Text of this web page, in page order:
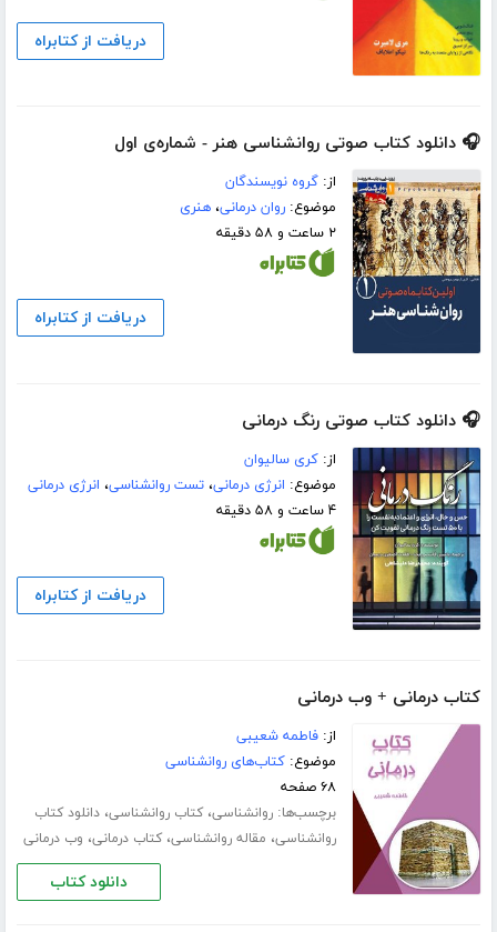
دریافت از کتابراه
🎧 دانلود کتاب صوتی روانشناسی هنر - شماره‌ی اول
از:گروه نویسندگان
موضوع:روان درمانی،هنری
۲ ساعت و ۵۸ دقیقه
دریافت از کتابراه
🎧 دانلود کتاب صوتی رنگ درمانی
از:کری سالیوان
موضوع: انرژی درمانی،تست روانشناسی، انرژی درمانی
۴ ساعت و ۵۸ دقیقه
دریافت از کتابراه
کتاب درمانی + وب درمانی
از:فاطمه شعیبی
موضوع:کتاب‌های روانشناسی
۶۸ صفحه
برچسب‌ها:روانشناسی،کتاب روانشناسی،دانلود کتاب
روانشناسی، مقاله روانشناسی،کتاب درمانی، وب درمانی
دانلود کتاب